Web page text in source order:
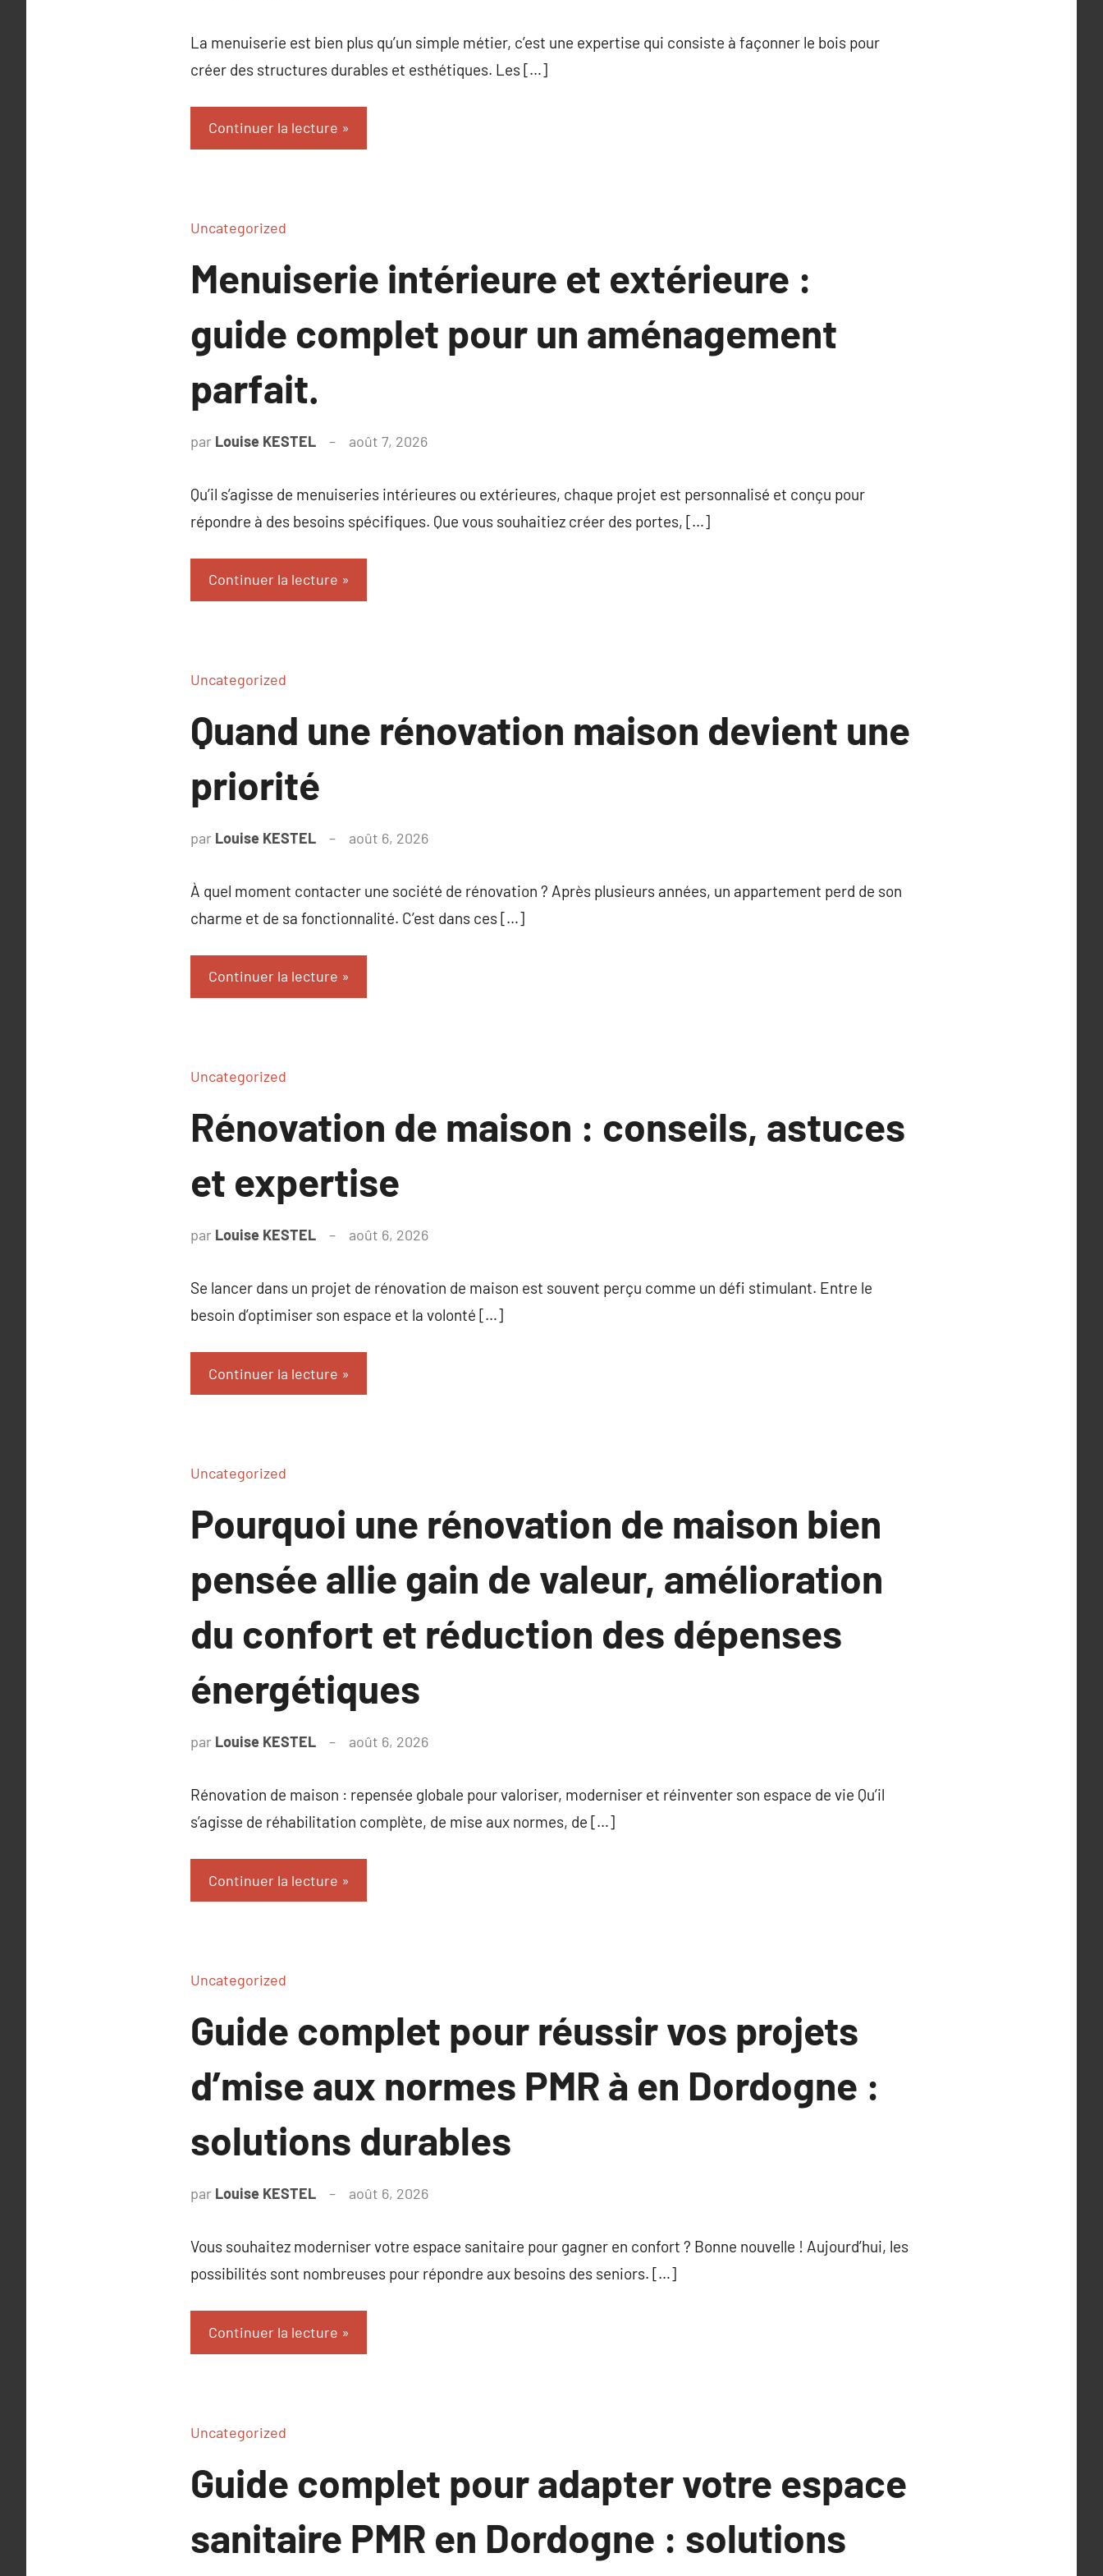
La menuiserie est bien plus qu’un simple métier, c’est une expertise qui consiste à façonner le bois pour
créer des structures durables et esthétiques. Les […]
Continuer la lecture
Uncategorized
Menuiserie intérieure et extérieure :
guide complet pour un aménagement
parfait.
par Louise KESTEL août 7, 2026
Qu’il s’agisse de menuiseries intérieures ou extérieures, chaque projet est personnalisé et conçu pour
répondre à des besoins spécifiques. Que vous souhaitiez créer des portes, […]
Continuer la lecture
Uncategorized
Quand une rénovation maison devient une
priorité
par Louise KESTEL août 6, 2026
À quel moment contacter une société de rénovation ? Après plusieurs années, un appartement perd de son
charme et de sa fonctionnalité. C’est dans ces […]
Continuer la lecture
Uncategorized
Rénovation de maison : conseils, astuces
et expertise
par Louise KESTEL août 6, 2026
Se lancer dans un projet de rénovation de maison est souvent perçu comme un défi stimulant. Entre le
besoin d’optimiser son espace et la volonté […]
Continuer la lecture
Uncategorized
Pourquoi une rénovation de maison bien
pensée allie gain de valeur, amélioration
du confort et réduction des dépenses
énergétiques
par Louise KESTEL août 6, 2026
Rénovation de maison : repensée globale pour valoriser, moderniser et réinventer son espace de vie Qu’il
s’agisse de réhabilitation complète, de mise aux normes, de […]
Continuer la lecture
Uncategorized
Guide complet pour réussir vos projets
d’mise aux normes PMR à en Dordogne :
solutions durables
par Louise KESTEL août 6, 2026
Vous souhaitez moderniser votre espace sanitaire pour gagner en confort ? Bonne nouvelle ! Aujourd’hui, les
possibilités sont nombreuses pour répondre aux besoins des seniors. […]
Continuer la lecture
Uncategorized
Guide complet pour adapter votre espace
sanitaire PMR en Dordogne : solutions